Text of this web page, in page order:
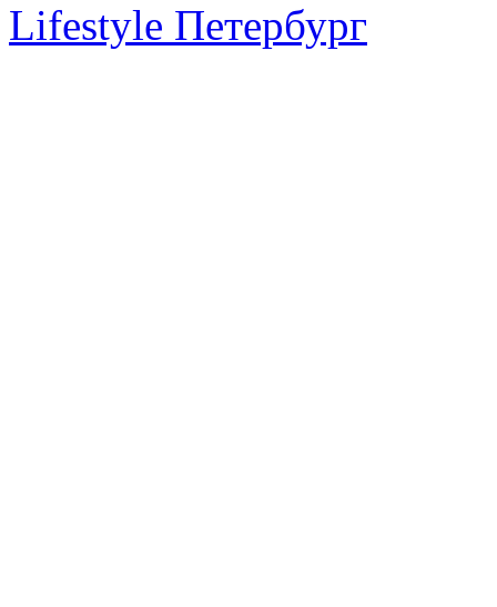
Lifestyle Петербург